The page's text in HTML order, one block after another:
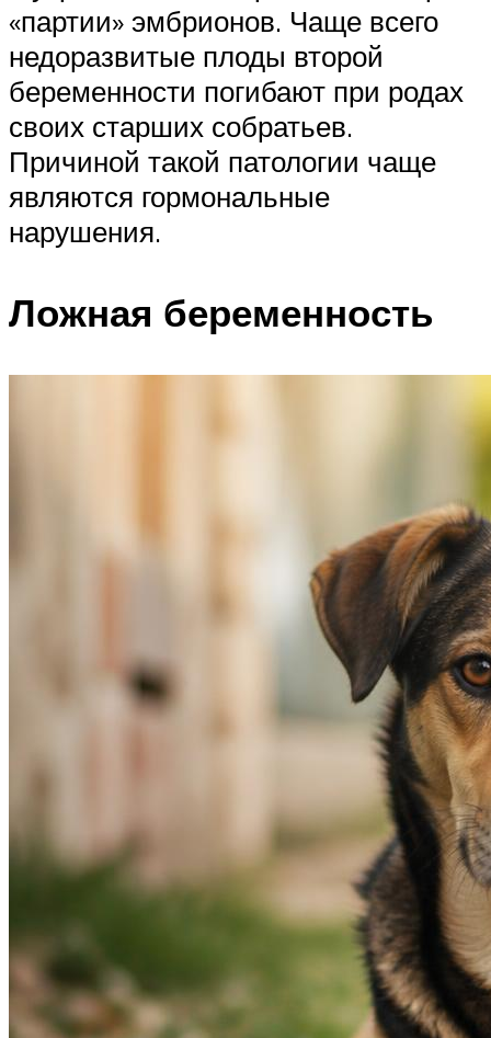
«партии» эмбрионов. Чаще всего
недоразвитые плоды второй
беременности погибают при родах
своих старших собратьев.
Причиной такой патологии чаще
являются гормональные
нарушения.
Ложная беременность